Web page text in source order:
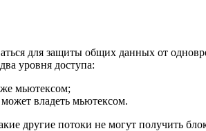
для защиты общих данных от
уровня доступа:
мьютексом;
владеть мьютексом.
другие потоки не могут получить